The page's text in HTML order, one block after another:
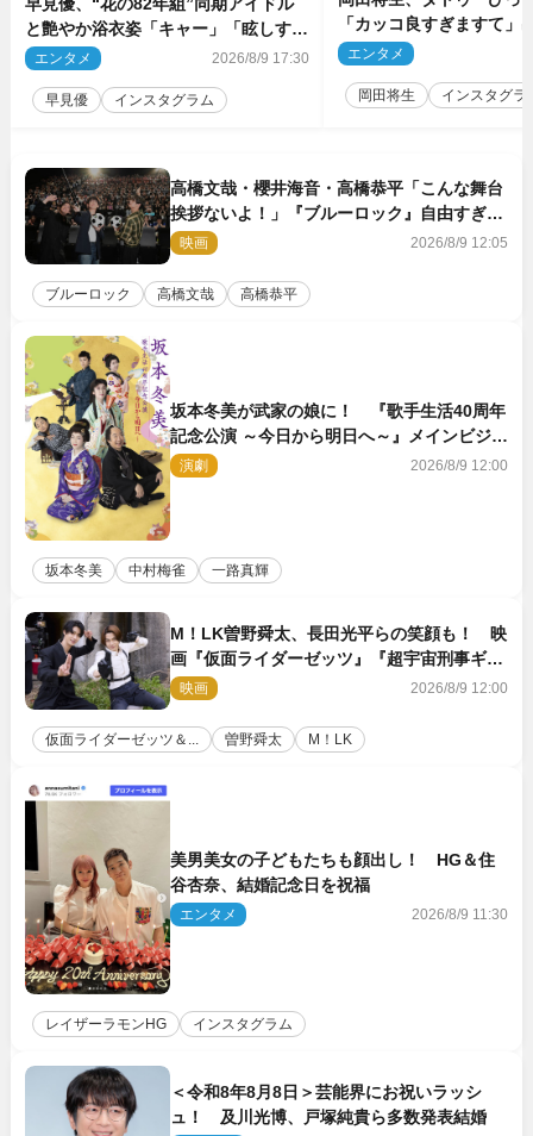
と艶やか浴衣姿「キャー」「眩しすぎ
ます」
エンタメ 2026/8/9 17:30
早見優 インスタグラム
「カッコ良すぎますて」
マのオフショ多数公開
エンタメ
岡田将生 インスタグラ
高橋文哉・櫻井海音・高橋恭平「こんな舞台
挨拶ないよ！」『ブルーロック』自由すぎる
イベントレポート
映画 2026/8/9 12:05
ブルーロック 高橋文哉 高橋恭平
坂本冬美が武家の娘に！ 『歌手生活40周年
記念公演 ～今日から明日へ～』メインビジュ
アル公開
演劇 2026/8/9 12:00
坂本冬美 中村梅雀 一路真輝
M！LK曽野舜太、長田光平らの笑顔も！ 映
画『仮面ライダーゼッツ』『超宇宙刑事ギャ
バン インフィニティ』オフショット到着
映画 2026/8/9 12:00
仮面ライダーゼッツ＆... 曽野舜太 M！LK
美男美女の子どもたちも顔出し！ HG＆住
谷杏奈、結婚記念日を祝福
エンタメ 2026/8/9 11:30
レイザーラモンHG インスタグラム
＜令和8年8月8日＞芸能界にお祝いラッシ
ュ！ 及川光博、戸塚純貴ら多数発表結婚